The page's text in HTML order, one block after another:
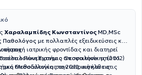
Χαραλαμπίδης Κωνσταντίνος MD,MSc
Παθολόγος με πολλαπλές εξειδικεύσεις και
παροχή ιατρικής φροντίδας και διατηρεί
Θεσσαλονίκη.Έχοντας αποφοιτήσει από το
Θεσσαλονίκης το 2012, εισήλθε στις
Πανεπιστήμιο Θεσσαλονίκης (2012)
Μεθοδολογία στην Ιατρική και τις